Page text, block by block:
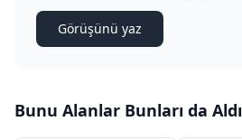
Görüşünü yaz
Bunu Alanlar Bunları da Aldı